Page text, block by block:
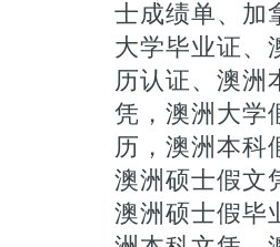
士成绩单、加
大学毕业证、
历认证、澳洲
凭，澳洲大学
历，澳洲本科
澳洲硕士假文
澳洲硕士假毕